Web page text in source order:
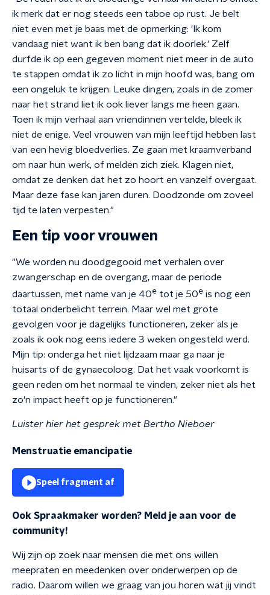
ik merk dat er nog steeds een taboe op rust. Je belt
niet even met je baas met de opmerking: 'Ik kom
vandaag niet want ik ben bang dat ik doorlek.' Zelf
durfde ik op een gegeven moment niet meer in de auto
te stappen omdat ik zo licht in mijn hoofd was, bang om
een ongeluk te krijgen. Leuke dingen, zoals in de zomer
naar het strand liet ik ook liever langs me heen gaan.
Toen ik mijn verhaal aan vriendinnen vertelde, bleek ik
niet de enige. Veel vrouwen van mijn leeftijd hebben last
van een hevig bloedverlies. Ze gaan met kraamverband
om naar hun werk, of melden zich ziek. Klagen niet,
omdat ze denken dat het zo hoort en vanzelf overgaat.
Maar deze fase kan jaren duren. Doodzonde om zoveel
tijd te laten verpesten."
Een tip voor vrouwen
"We worden nu doodgegooid met verhalen over
zwangerschap en de overgang, maar de periode
daartussen, met name van je 40e tot je 50e is nog een
totaal onderbelicht terrein. Maar wel met grote
gevolgen voor je dagelijks functioneren, zeker als je
zoals ik ook nog eens iedere 3 weken ongesteld werd.
Mijn tip: onderga het niet lijdzaam maar ga naar je
huisarts of de gynaecoloog. Dat het vaak voorkomt is
geen reden om het normaal te vinden, zeker niet als het
zo'n impact heeft op je functioneren."
Luister hier het gesprek met Bertho Nieboer
Menstruatie emancipatie
Speel fragment af
Ook Spraakmaker worden? Meld je aan voor de
community!
Wij zijn op zoek naar mensen die met ons willen
meepraten en meedenken over onderwerpen op de
radio. Daarom willen we graag van jou horen wat jij vindt